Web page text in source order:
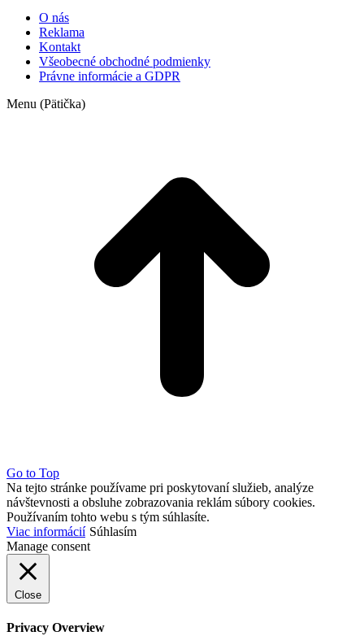
O nás
Reklama
Kontakt
Všeobecné obchodné podmienky
Právne informácie a GDPR
Menu (Pätička)
Go to Top
Na tejto stránke používame pri poskytovaní služieb, analýze
návštevnosti a obsluhe zobrazovania reklám súbory cookies.
Používaním tohto webu s tým súhlasíte.
Viac informácií Súhlasím
Manage consent
Close
Privacy Overview